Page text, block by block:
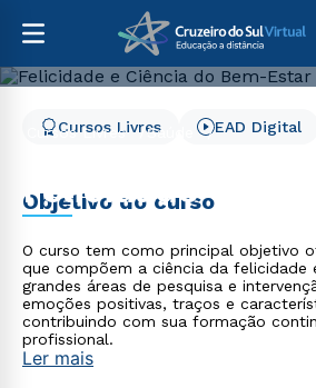
Cursos Livres
Saúde
Felicidade e
Bem-Estar
Cursos Livres EAD Digital
Objetivo do curso
O curso tem como principal objetivo
que compõem a ciência da felicidade
grandes áreas de pesquisa e
emoções positivas, traços e
contribuindo com sua formação
profissional.
Ler mais